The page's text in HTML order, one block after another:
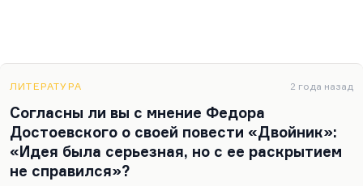
ЛИТЕРАТУРА 2 года назад
Согласны ли вы с мнение Федора
Достоевского о своей повести «Двойник»:
«Идея была серьезная, но с ее раскрытием
не справился»?